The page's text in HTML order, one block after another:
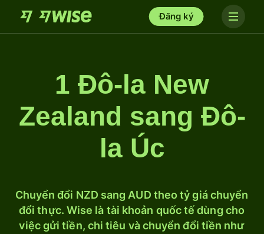
Đăng ký
1 Đô-la New
Zealand sang Đô-
la Úc
Chuyển đổi NZD sang AUD theo tỷ giá chuyển
đổi thực. Wise là tài khoản quốc tế dùng cho
việc gửi tiền, chi tiêu và chuyển đổi tiền như